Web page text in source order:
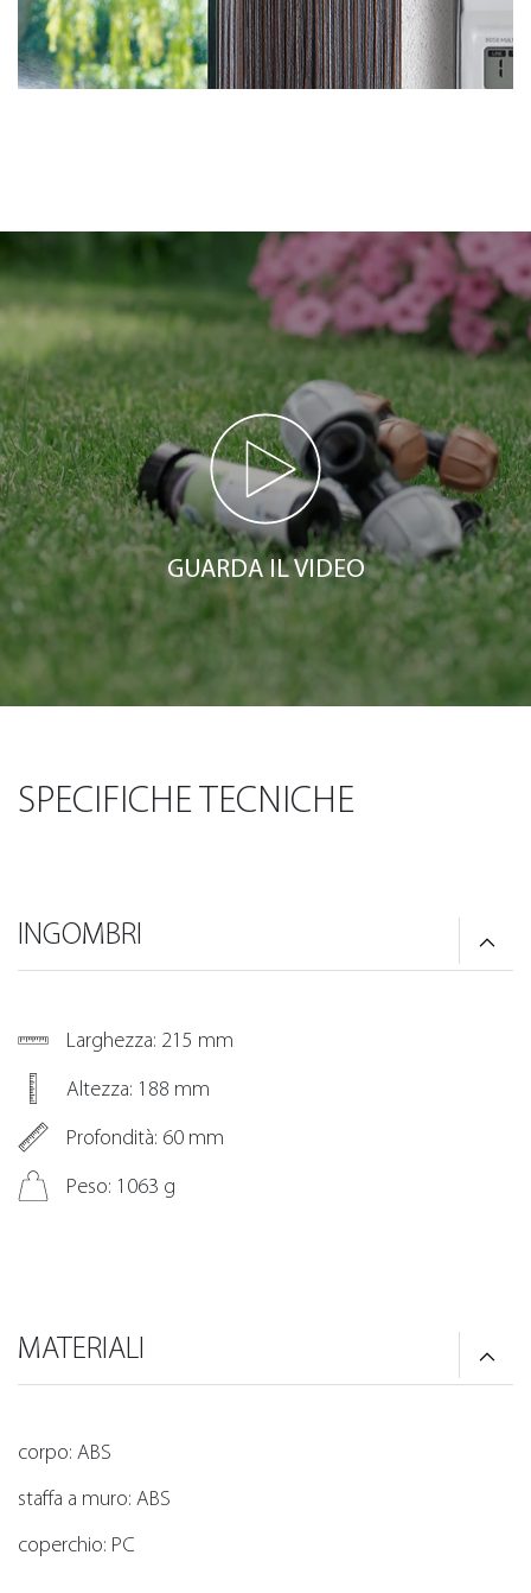
GUARDA IL VIDEO
SPECIFICHE TECNICHE
INGOMBRI
Larghezza: 215 mm
Altezza: 188 mm
Profondità: 60 mm
Peso: 1063 g
MATERIALI
corpo: ABS
staffa a muro: ABS
coperchio: PC